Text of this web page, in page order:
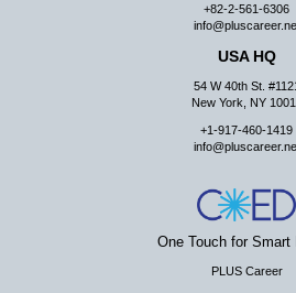
④ 회원은 회사의 서비스에서 타 사이트
아야 하며 공공질서나 미풍약속에 위배
리 행위도 할 수 없습니다.
사가 통지하는 사항을 준수하여야 하며
해되는 행위를 하여서는 아니 됩니다.
제8조 (회원의 관리)
① 회원은 언제든 이 약관에 대한 동의
+82-2-561-6306
USA HQ
54 W 40th St.
New York, NY
+1-917-460-1419
One Touch for Smart
PLUS Career